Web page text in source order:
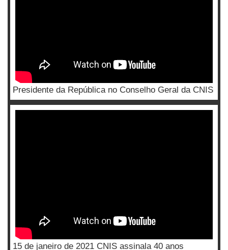
Presidente da República no Conselho Geral da CNIS
15 de janeiro de 2021 CNIS assinala 40 anos